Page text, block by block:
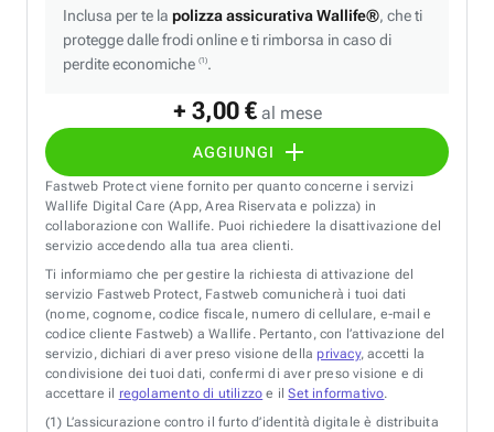
+ 3,00 € al mese
AGGIUNGI
Inclusa per te la polizza assicurativa Wallife®, che ti
protegge dalle frodi online e ti rimborsa in caso di
perdite economiche (1).
Fastweb Protect viene fornito per quanto concerne i servizi
Wallife Digital Care (App, Area Riservata e polizza) in
collaborazione con Wallife. Puoi richiedere la disattivazione del
servizio accedendo alla tua area clienti.
Ti informiamo che per gestire la richiesta di attivazione del
servizio Fastweb Protect, Fastweb comunicherà i tuoi dati
(nome, cognome, codice fiscale, numero di cellulare, e-mail e
codice cliente Fastweb) a Wallife. Pertanto, con l’attivazione del
servizio, dichiari di aver preso visione della privacy, accetti la
condivisione dei tuoi dati, confermi di aver preso visione e di
accettare il regolamento di utilizzo e ilSet informativo.
(1) L’assicurazione contro il furto d’identità digitale è distribuita